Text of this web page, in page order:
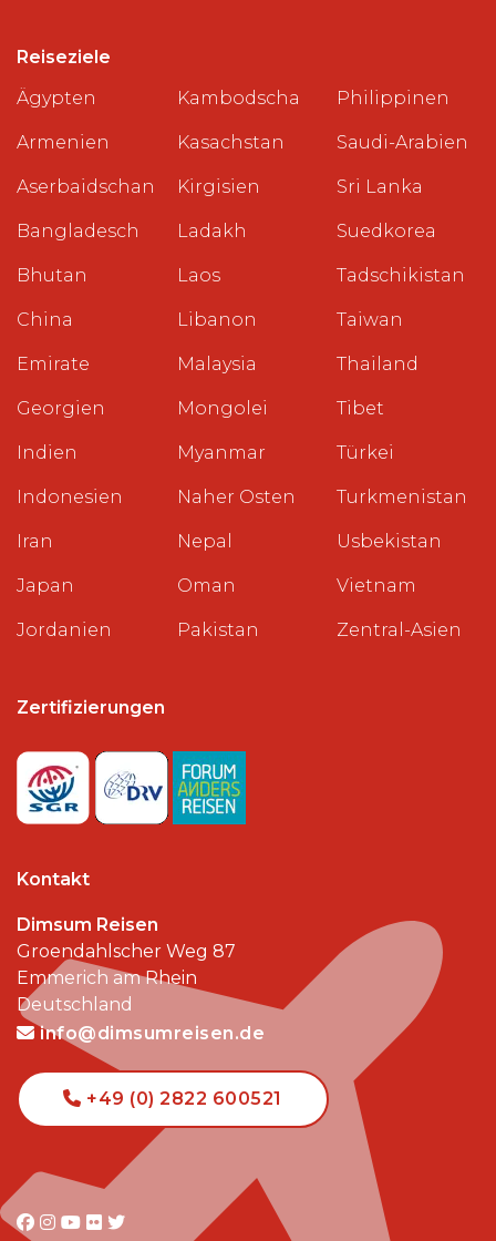
Reiseziele
Ägypten
Armenien
Aserbaidschan
Bangladesch
Bhutan
China
Emirate
Georgien
Indien
Indonesien
Iran
Japan
Jordanien
Kambodscha
Kasachstan
Kirgisien
Ladakh
Laos
Libanon
Malaysia
Mongolei
Myanmar
Naher Osten
Nepal
Oman
Pakistan
Philippinen
Saudi-Arabien
Sri Lanka
Suedkorea
Tadschikistan
Taiwan
Thailand
Tibet
Türkei
Turkmenistan
Usbekistan
Vietnam
Zentral-Asien
Zertifizierungen
Kontakt
Dimsum Reisen
Groendahlscher Weg 87
Emmerich am Rhein
Deutschland
info@dimsumreisen.de
+49 (0) 2822 600521